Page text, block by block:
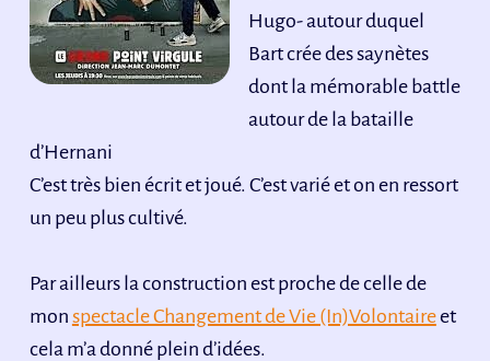
Hugo- autour duquel
Bart crée des saynètes
dont la mémorable battle
autour de la bataille
d’Hernani
C’est très bien écrit et joué. C’est varié et on en ressort
un peu plus cultivé.
Par ailleurs la construction est proche de celle de
mon spectacle Changement de Vie (In)Volontaireet
cela m’a donné plein d’idées.